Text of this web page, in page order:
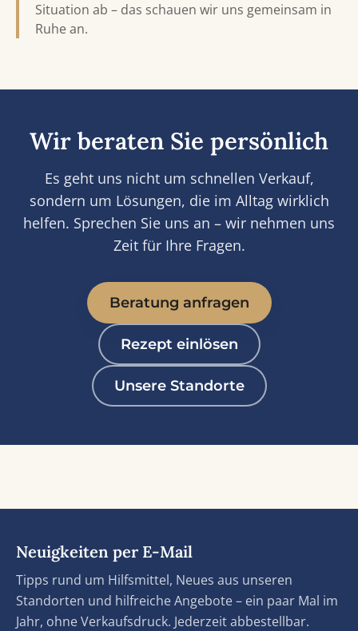
Situation ab – das schauen wir uns gemeinsam in
Ruhe an.
Wir beraten Sie persönlich
Es geht uns nicht um schnellen Verkauf,
sondern um Lösungen, die im Alltag wirklich
helfen. Sprechen Sie uns an – wir nehmen uns
Zeit für Ihre Fragen.
Beratung anfragen
Rezept einlösen
Unsere Standorte
Neuigkeiten per E-Mail
Tipps rund um Hilfsmittel, Neues aus unseren
Standorten und hilfreiche Angebote – ein paar Mal im
Jahr, ohne Verkaufsdruck. Jederzeit abbestellbar.